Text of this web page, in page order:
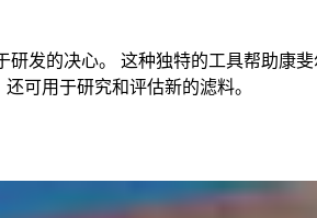
发的决心。 这种独特的工具帮助康
可用于研究和评估新的滤料。